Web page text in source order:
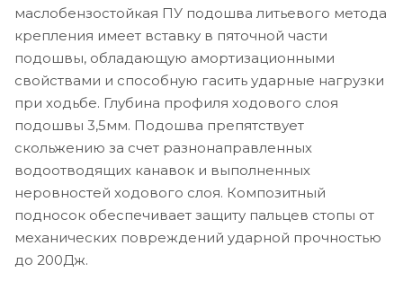
маслобензостойкая ПУ подошва литьевого метода
крепления имеет вставку в пяточной части
подошвы, обладающую амортизационными
свойствами и способную гасить ударные нагрузки
при ходьбе. Глубина профиля ходового слоя
подошвы 3,5мм. Подошва препятствует
скольжению за счет разнонаправленных
водоотводящих канавок и выполненных
неровностей ходового слоя. Композитный
подносок обеспечивает защиту пальцев стопы от
механических повреждений ударной прочностью
до 200Дж.